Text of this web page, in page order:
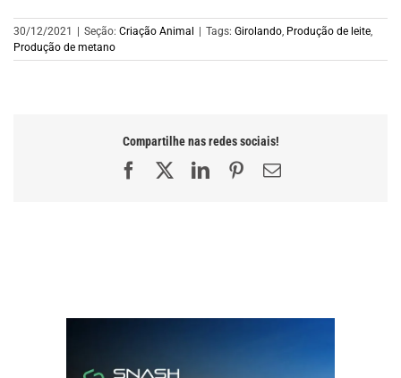
30/12/2021 Seção: Criação Animal Tags: Girolando, Produção de leite,
Produção de metano
Compartilhe nas redes sociais!
FacebookLinkedInPinterest
E-